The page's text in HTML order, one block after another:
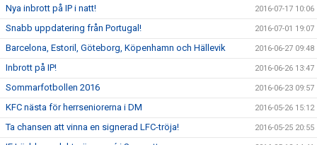
Nya inbrott på IP i natt! 2016-07-17 10:06
Snabb uppdatering från Portugal! 2016-07-01 19:07
Barcelona, Estoril, Göteborg, Köpenhamn och Hällevik 2016-06-27 09:48
Inbrott på IP! 2016-06-26 13:47
Sommarfotbollen 2016 2016-06-23 09:57
KFC nästa för herrseniorerna i DM 2016-05-26 15:12
Ta chansen att vinna en signerad LFC-tröja! 2016-05-25 20:55